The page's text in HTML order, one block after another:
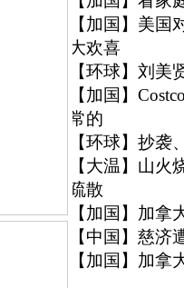
【加国】 美国
大欢喜
【环球】 刘美
【加国】
常的
【环球】 抄袭
【大温】 山火
疏散
【加国】 加拿
【中国】 慈济
【加国】 加拿